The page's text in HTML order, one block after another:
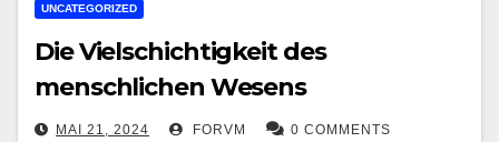
UNCATEGORIZED
Die Vielschichtigkeit des
menschlichen Wesens
MAI 21, 2024 FORVM 0 COMMENTS